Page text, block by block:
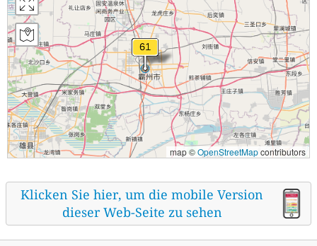
map ©OpenStreetMapcontributors
Klicken Sie hier, um die mobile Version
dieser Web-Seite zu sehen